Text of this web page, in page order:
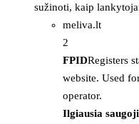
sužinoti, kaip
meliva.lt
2
FPIDRegisters
website. Used
operator.
Ilgiausia